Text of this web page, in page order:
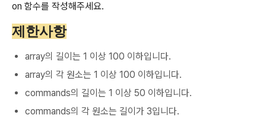
on 함수를 작성해주세요.
제한사항
array의 길이는 1 이상 100 이하입니다.
array의 각 원소는 1 이상 100 이하입니다.
commands의 길이는 1 이상 50 이하입니다.
commands의 각 원소는 길이가 3입니다.